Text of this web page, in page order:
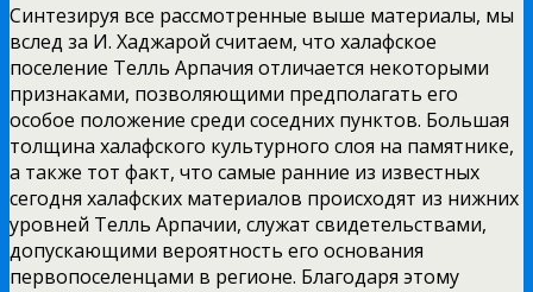
Синтезируя все рассмотренные выше материалы, мы
вслед за И. Хаджарой считаем, что халафское
поселение Телль Арпачия отличается некоторыми
признаками, позволяющими предполагать его
особое положение среди соседних пунктов. Большая
толщина халафского культурного слоя на памятнике,
а также тот факт, что самые ранние из известных
сегодня халафских материалов происходят из нижних
уровней Телль Арпачии, служат свидетельствами,
допускающими вероятность его основания
первопоселенцами в регионе. Благодаря этому